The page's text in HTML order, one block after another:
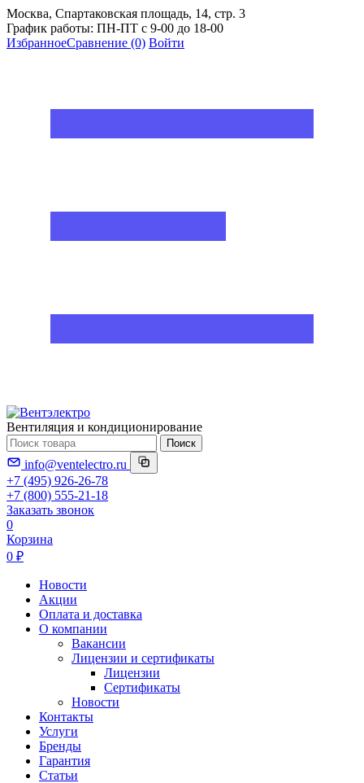
Москва, Спартаковская площадь, 14, стр. 3
График работы: ПН-ПТ с 9-00 до 18-00
ИзбранноеСравнение (0) Войти
Вентиляция и кондиционирование
Поиск
info@ventelectro.ru
+7 (495) 926-26-78
+7 (800) 555-21-18
Заказать звонок
0
Корзина
0 ₽
Новости
Акции
Оплата и доставка
О компании
Вакансии
Лицензии и сертификаты
Лицензии
Сертификаты
Новости
Контакты
Услуги
Бренды
Гарантия
Статьи